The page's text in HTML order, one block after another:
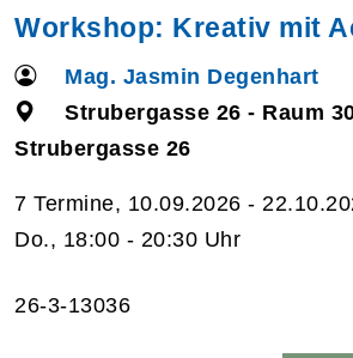
Workshop: Kreativ mit
Mag. Jasmin Degenhart
Strubergasse 26 - Raum
Strubergasse 26
7 Termine, 10.09.2026 -
Do., 18:00 - 20:30 Uhr
26-3-13036